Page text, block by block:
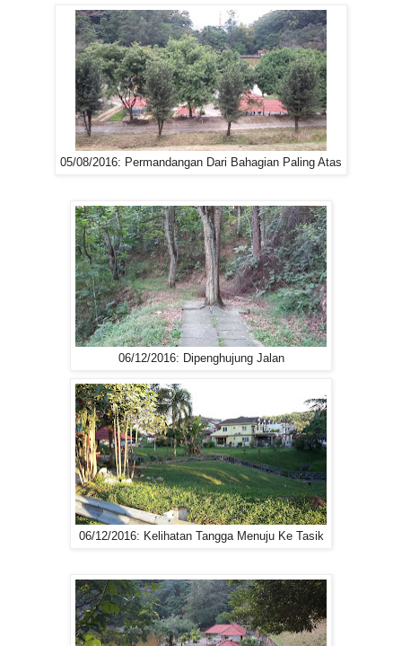
05/08/2016: Permandangan Dari Bahagian Paling Atas
06/12/2016: Dipenghujung Jalan
06/12/2016: Kelihatan Tangga Menuju Ke Tasik